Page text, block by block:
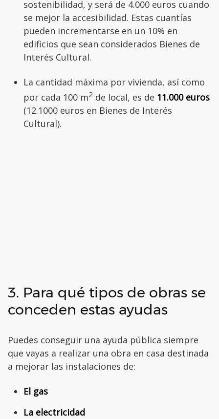
sostenibilidad, y será de 4.000 euros cuando
se mejor la accesibilidad. Estas cuantías
pueden incrementarse en un 10% en
edificios que sean considerados Bienes de
Interés Cultural.
La cantidad máxima por vivienda, así como
por cada 100 m2 de local, es de 11.000 euros
(12.1000 euros en Bienes de Interés
Cultural).
3. Para qué tipos de obras se
conceden estas ayudas
Puedes conseguir una ayuda pública siempre
que vayas a realizar una obra en casa destinada
a mejorar las instalaciones de:
El gas
La electricidad